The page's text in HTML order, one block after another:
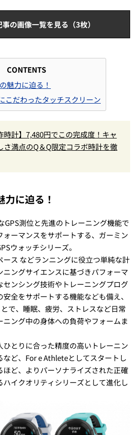
事の画像一覧を見る（3枚）
CONTENTS
魅力に迫る！
こだわったタッチスクリーン
時計】7,480円でこの完成度！キャ
さ満点のQ＆Q限定コラボ時計を徹
に迫る！
測位と先進のトレーニング機能で
ーマンスをサポートする、ガーミン
ウォッチシリーズ。
ス などランニングに役立つ単純な計
ングサイエンスに基づきパフォーマ
センシング技術やトレーニングプログ
全をサポートする機能なども備え、
で、睡眠、疲労、ストレスなど日常
ング中の身体への負荷やフォームま
とりに合った精度の高いトレーニン
など、For e Athleteとしてスタートし
ほど、よりパーソナライズされた正確
イクオリティシリーズとして進化し